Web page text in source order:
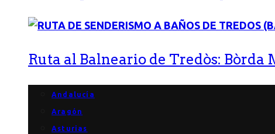
Ruta al Balneario de Tredòs: Bòrda
Andalucía
Aragón
Asturias